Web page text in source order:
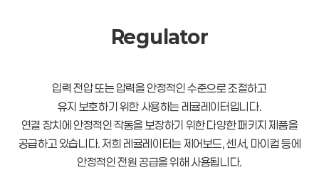
Regulator
입력 전압 또는 압력을 안정적인 수준으로 조절하고
유지 보호하기 위한 사용하는 레귤레이터입니다.
연결 장치에 안정적인 작동을 보장하기 위한 다양한 패키지 제품을
공급하고 있습니다. 저희 레귤레이터는 제어보드, 센서, 마이컴 등에
안정적인 전원 공급을 위해 사용됩니다.